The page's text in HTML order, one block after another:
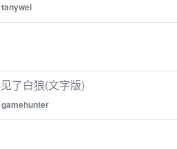
tanywei
了白狼(文字版)
gamehunter